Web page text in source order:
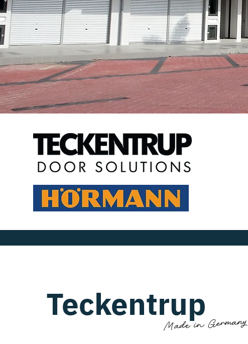
Teckentrup
Made in Germany